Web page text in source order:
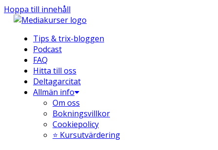
Hoppa till innehåll
Tips & trix-bloggen
Podcast
FAQ
Hitta till oss
Deltagarcitat
Allmän info
Om oss
Bokningsvillkor
Cookiepolicy
⭐ Kursutvärdering